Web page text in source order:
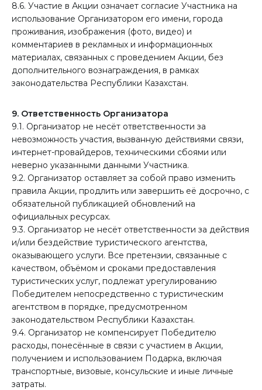
8.6. Участие в Акции означает согласие Участника на
использование Организатором его имени, города
проживания, изображения (фото, видео) и
комментариев в рекламных и информационных
материалах, связанных с проведением Акции, без
дополнительного вознаграждения, в рамках
законодательства Республики Казахстан.
9. Ответственность Организатора
9.1. Организатор не несёт ответственности за
невозможность участия, вызванную действиями связи,
интернет-провайдеров, техническими сбоями или
неверно указанными данными Участника.
9.2. Организатор оставляет за собой право изменить
правила Акции, продлить или завершить её досрочно, с
обязательной публикацией обновлений на
официальных ресурсах.
9.3. Организатор не несёт ответственности за действия
и/или бездействие туристического агентства,
оказывающего услуги. Все претензии, связанные с
качеством, объёмом и сроками предоставления
туристических услуг, подлежат урегулированию
Победителем непосредственно с туристическим
агентством в порядке, предусмотренном
законодательством Республики Казахстан.
9.4. Организатор не компенсирует Победителю
расходы, понесённые в связи с участием в Акции,
получением и использованием Подарка, включая
транспортные, визовые, консульские и иные личные
затраты.